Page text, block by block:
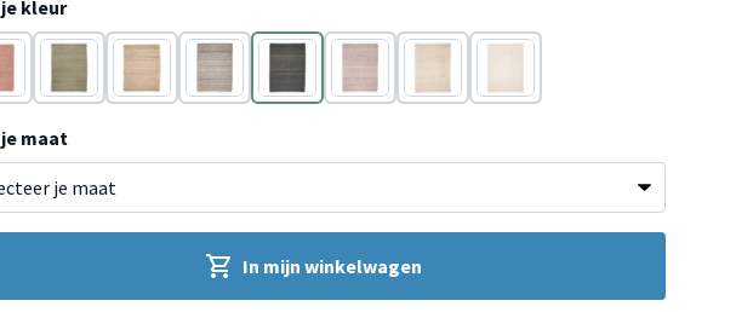
kleur
Donkergroen
Taupe Bruin AntracietOranje Wit
Wit
maat
In mijn winkelwagen